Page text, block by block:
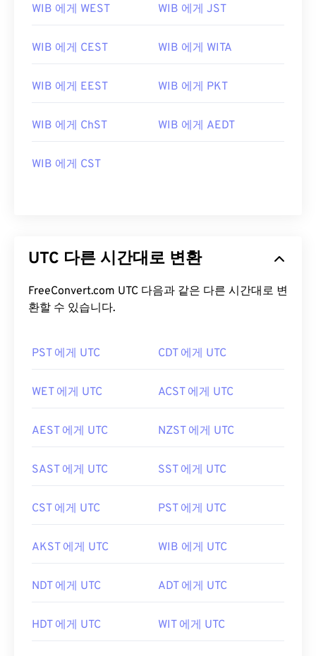
WIB 에게 WEST WIB 에게 JST
WIB 에게 CEST WIB 에게 WITA
WIB 에게 EEST WIB 에게 PKT
WIB 에게 ChST WIB 에게 AEDT
WIB 에게 CST
UTC 다른 시간대로 변환
FreeConvert.com UTC 다음과 같은 다른 시간대로 변
환할 수 있습니다.
PST 에게 UTC CDT 에게 UTC
WET 에게 UTC ACST 에게 UTC
AEST 에게 UTC NZST 에게 UTC
SAST 에게 UTC SST 에게 UTC
CST 에게 UTC PST 에게 UTC
AKST 에게 UTC WIB 에게 UTC
NDT 에게 UTC ADT 에게 UTC
HDT 에게 UTC WIT 에게 UTC